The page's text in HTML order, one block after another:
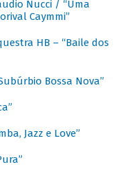
Nucci / “Uma
Caymmi”
HB – “Baile dos
Bossa Nova”
Jazz e Love”